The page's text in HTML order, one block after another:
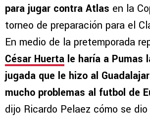
para jugar contra Atlas en la
torneo de preparación para el
En medio de la pretemporada
César Huerta le haría a Pumas
jugada que le hizo al
mucho problemas al futbol de
dijo Ricardo Pelaez cómo se